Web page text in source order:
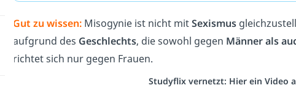
Gut zu wissen: Misogynie ist nicht mitSexismus
aufgrund des Geschlechts, die sowohl gegen Männer als
richtet sich nur gegen Frauen.
Studyflix vernetzt: Hier ein Video